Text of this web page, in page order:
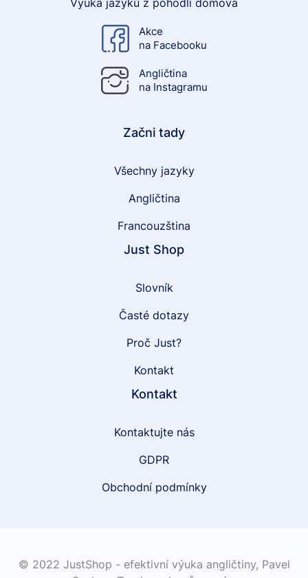
Výuka jazyků z pohodlí domova
Akce
na Facebooku
Angličtina
na Instagramu
Začni tady
Všechny jazyky
Angličtina
Francouzština
Just Shop
Slovník
Časté dotazy
Proč Just?
Kontakt
Kontakt
Kontaktujte nás
GDPR
Obchodní podmínky
© 2022 JustShop - efektivní výuka angličtiny, Pavel